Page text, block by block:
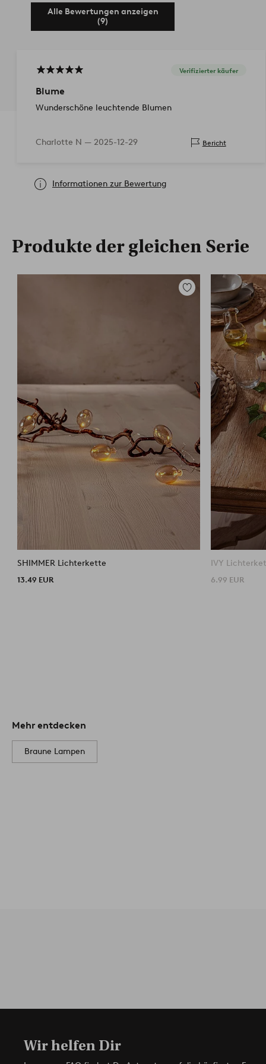
Alle Bewertungen anzeigen
(9)
Verifizierter käufer
Blume
Wunderschöne leuchtende Blumen
Charlotte N — 2025-12-29 Bericht
Informationen zur Bewertung
Produkte der gleichen Serie
Zu
Favoriten
hinzufügen
SHIMMER Lichterkette
13.49 EUR
IVY
6.99 EUR
Mehr entdecken
Braune Lampen
Wir helfen Dir